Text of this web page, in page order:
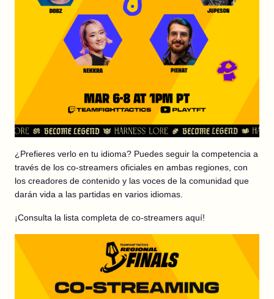
¿Prefieres verlo en tu idioma? Puedes seguir la competencia a
través de los co-streamers oficiales en ambas regiones, con
los creadores de contenido y las voces de la comunidad que
darán vida a las partidas en varios idiomas.
¡Consulta la lista completa de co-streamers aquí!